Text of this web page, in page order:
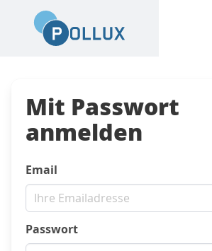
Mit Passwort
anmelden
Email
Passwort